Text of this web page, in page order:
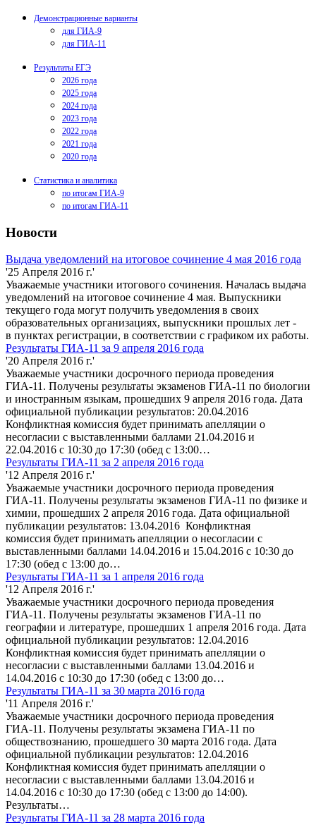
Демонстрационные варианты
для ГИА-9
для ГИА-11
Результаты ЕГЭ
2026 года
2025 года
2024 года
2023 года
2022 года
2021 года
2020 года
Статистика и аналитика
по итогам ГИА-9
по итогам ГИА-11
Новости
Выдача уведомлений на итоговое сочинение 4 мая 2016 года
'25 Апреля 2016 г.'
Уважаемые участники итогового сочинения. Началась выдача
уведомлений на итоговое сочинение 4 мая. Выпускники
текущего года могут получить уведомления в своих
образовательных организациях, выпускники прошлых лет -
в пунктах регистрации, в соответствии с графиком их работы.
Результаты ГИА-11 за 9 апреля 2016 года
'20 Апреля 2016 г.'
Уважаемые участники досрочного периода проведения
ГИА-11. Получены результаты экзаменов ГИА-11 по биологии
и иностранным языкам, прошедших 9 апреля 2016 года. Дата
официальной публикации результатов: 20.04.2016
Конфликтная комиссия будет принимать апелляции о
несогласии с выставленными баллами 21.04.2016 и
22.04.2016 с 10:30 до 17:30 (обед с 13:00…
Результаты ГИА-11 за 2 апреля 2016 года
'12 Апреля 2016 г.'
Уважаемые участники досрочного периода проведения
ГИА-11. Получены результаты экзаменов ГИА-11 по физике и
химии, прошедших 2 апреля 2016 года. Дата официальной
публикации результатов: 13.04.2016 Конфликтная
комиссия будет принимать апелляции о несогласии с
выставленными баллами 14.04.2016 и 15.04.2016 с 10:30 до
17:30 (обед с 13:00 до…
Результаты ГИА-11 за 1 апреля 2016 года
'12 Апреля 2016 г.'
Уважаемые участники досрочного периода проведения
ГИА-11. Получены результаты экзаменов ГИА-11 по
географии и литературе, прошедших 1 апреля 2016 года. Дата
официальной публикации результатов: 12.04.2016
Конфликтная комиссия будет принимать апелляции о
несогласии с выставленными баллами 13.04.2016 и
14.04.2016 с 10:30 до 17:30 (обед с 13:00 до…
Результаты ГИА-11 за 30 марта 2016 года
'11 Апреля 2016 г.'
Уважаемые участники досрочного периода проведения
ГИА-11. Получены результаты экзамена ГИА-11 по
обществознанию, прошедшего 30 марта 2016 года. Дата
официальной публикации результатов: 12.04.2016
Конфликтная комиссия будет принимать апелляции о
несогласии с выставленными баллами 13.04.2016 и
14.04.2016 с 10:30 до 17:30 (обед с 13:00 до 14:00).
Результаты…
Результаты ГИА-11 за 28 марта 2016 года